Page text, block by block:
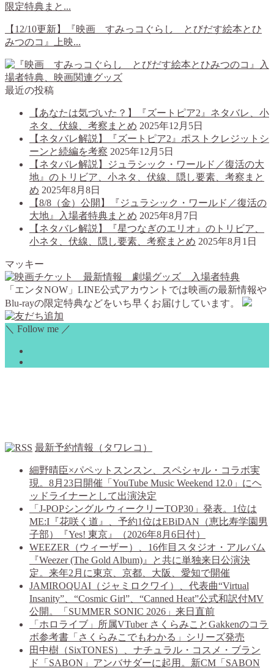
限定特典まと...
【12/10更新】『映画 すみっコぐらし とびだす絵本とひ
みつのコ』上映...
最近の投稿
【あなたは気づいた？】『ズートピア2』ネタバレ、小
ネタ、伏線、考察まとめ 2025年12月5日
【ネタバレ解説】『ズートピア2』ポストクレジットシ
ーンと続編を考察 2025年12月5日
【ネタバレ解説】ジュラシック・ワールド／復活の大
地』のトリビア、小ネタ、伏線、隠し要素、考察まと
め 2025年8月8日
【8/8（金）公開】『ジュラシック・ワールド／復活の
大地』入場者特典まとめ 2025年8月7日
【ネタバレ解説】『星つなぎのエリオ』のトリビア、
小ネタ、伏線、隠し要素、考察まとめ 2025年8月1日
マッキー
「エンタNOW」LINE公式アカウントでは映画の最新情報や
Blu-rayの限定特典などをいち早くお届けしています。
＼ Follow me ／
最新予約情報（タワレコ）
細野晴臣×パペットスンスン、スペシャル・コラボ実
現。8月23日開催「YouTube Music Weekend 12.0」にヘ
ッドライナーとして出演決定
「J-POPシングル ウィークリーTOP30」発表。1位は
ME:I『花咲く道』、予約1位はEBiDAN（恵比寿学園男
子部）『Yes! 東京』（2026年8月6日付）
WEEZER（ウィーザー）、16作目スタジオ・アルバム
『Weezer (The Gold Album)』と共に単独来日公演決
定。来年2月に東京、京都、大阪、愛知で開催
JAMIROQUAI（ジャミロクワイ）、代表曲“Virtual
Insanity”、“Cosmic Girl”、“Canned Heat”公式和訳付MV
公開。「SUMMER SONIC 2026」来日直前
「ホロライブ」所属VTuber さくらみことGakkenのコラ
ボ参考書「さくらみこでもわかる」シリーズ発売
田中樹（SixTONES）、ナチュラル・コスメ・ブラン
ド「SABON」アンバサダーに起用。新CM「SABON